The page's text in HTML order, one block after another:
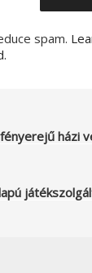
spam.
házi